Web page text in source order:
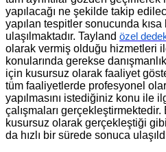
yapılacağı ne şekilde takip
yapılan tespitler sonucunda
ulaşılmaktadır. Tayland özel
olarak vermiş olduğu hizmetleri
konularında gerekse
için kusursuz olarak faaliyet
tüm faaliyetlerde profesyonel
yapılmasını istediğiniz konu ile
çalışmaları gerçekleştirmektedir.
kusursuz olarak gerçekleştiği
da hızlı bir sürede sonuca